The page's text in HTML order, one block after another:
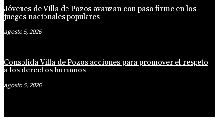
Jóvenes de Villa de Pozos avanzan con paso firme en los
juegos nacionales populares
agosto 5, 2026
Consolida Villa de Pozos acciones para promover el respeto
a los derechos humanos
agosto 5, 2026